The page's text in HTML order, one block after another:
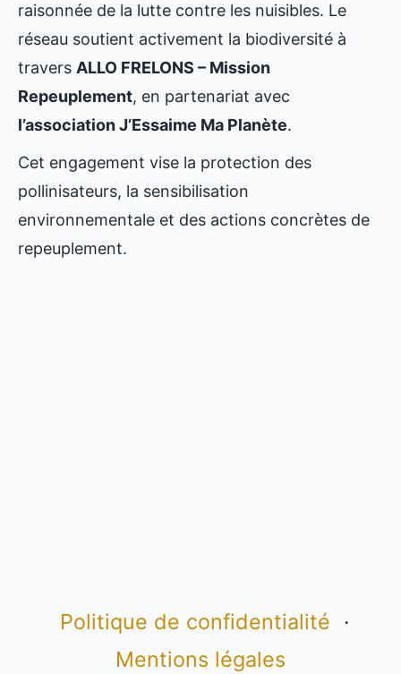
raisonnée de la lutte contre les nuisibles. Le
réseau soutient activement la biodiversité à
travers ALLO FRELONS – Mission
Repeuplement, en partenariat avec
l’association J’Essaime Ma Planète.
Cet engagement vise la protection des
pollinisateurs, la sensibilisation
environnementale et des actions concrètes de
repeuplement.
Politique de confidentialité ·
Mentions légales